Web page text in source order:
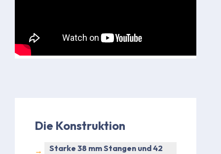
Die Konstruktion
Starke 38 mm Stangen und 42